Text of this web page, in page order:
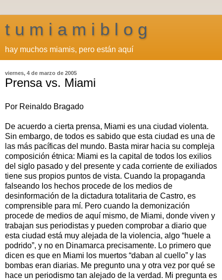
t u m i a m i b l o g
hay muchos miamis, pero están aquí
viernes, 4 de marzo de 2005
Prensa vs. Miami
Por Reinaldo Bragado
De acuerdo a cierta prensa, Miami es una ciudad violenta.
Sin embargo, de todos es sabido que esta ciudad es una de
las más pacíficas del mundo. Basta mirar hacia su compleja
composición étnica: Miami es la capital de todos los exilios
del siglo pasado y del presente y cada corriente de exiliados
tiene sus propios puntos de vista. Cuando la propaganda
falseando los hechos procede de los medios de
desinformación de la dictadura totalitaria de Castro, es
comprensible para mí. Pero cuando la demonización
procede de medios de aquí mismo, de Miami, donde viven y
trabajan sus periodistas y pueden comprobar a diario que
esta ciudad está muy alejada de la violencia, algo “huele a
podrido”, y no en Dinamarca precisamente. Lo primero que
dicen es que en Miami los muertos “daban al cuello” y las
bombas eran diarias. Me pregunto una y otra vez por qué se
hace un periodismo tan alejado de la verdad. Mi pregunta es